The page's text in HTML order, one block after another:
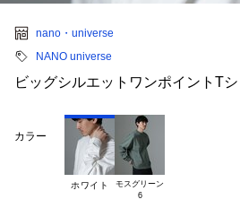
nano・universe
NANO universe
ビッグシルエットワンポイントT
カラー
ホワイト
モスグリーン
6